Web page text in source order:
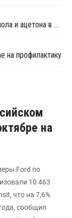
PTT Phenol в мае загрузила два завода фенола и ацетона в Таиланде на полную мощность
на профилактику
на
Ford по
10 463
что на 7,6%
сообщил